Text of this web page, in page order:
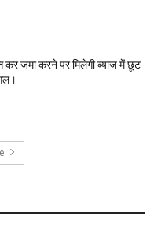
जमा करने पर मिलेगी ब्याज में छूट